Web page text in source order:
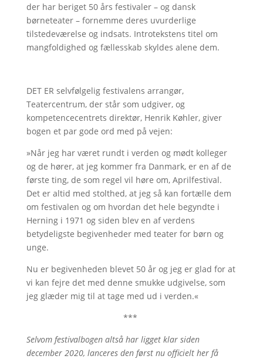
der har beriget 50 års festivaler – og dansk
børneteater – fornemme deres uvurderlige
tilstedeværelse og indsats. Introtekstens titel om
mangfoldighed og fællesskab skyldes alene dem.
DET ER selvfølgelig festivalens arrangør,
Teatercentrum, der står som udgiver, og
kompetencecentrets direktør, Henrik Køhler, giver
bogen et par gode ord med på vejen:
»Når jeg har været rundt i verden og mødt kolleger
og de hører, at jeg kommer fra Danmark, er en af de
første ting, de som regel vil høre om, Aprilfestival.
Det er altid med stolthed, at jeg så kan fortælle dem
om festivalen og om hvordan det hele begyndte i
Herning i 1971 og siden blev en af verdens
betydeligste begivenheder med teater for børn og
unge.
Nu er begivenheden blevet 50 år og jeg er glad for at
vi kan fejre det med denne smukke udgivelse, som
jeg glæder mig til at tage med ud i verden.«
***
Selvom festivalbogen altså har ligget klar siden
december 2020, lanceres den først nu officielt her få